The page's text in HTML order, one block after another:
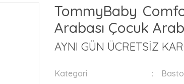
TommyBaby
Arabası Çocuk
AYNI GÜN ÜCRETSİZ
Kategori